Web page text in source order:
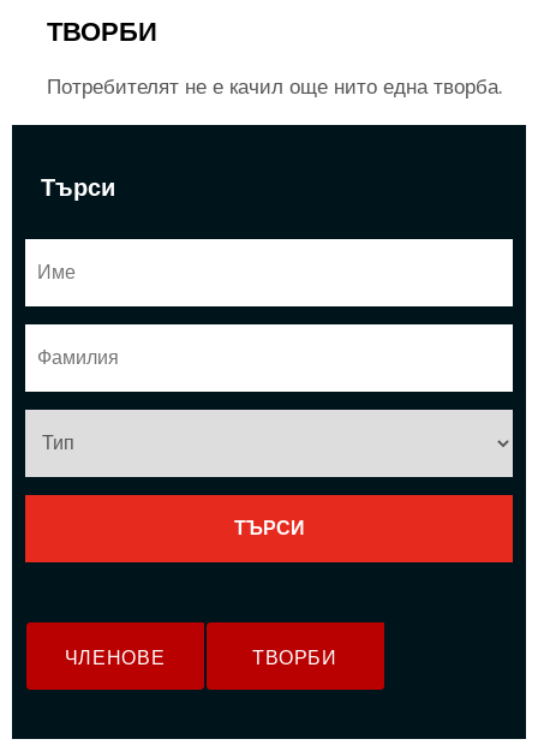
Търси
ЧЛЕНОВЕ ТВОРБИ
ТВОРБИ
Потребителят не е качил още нито една творба.